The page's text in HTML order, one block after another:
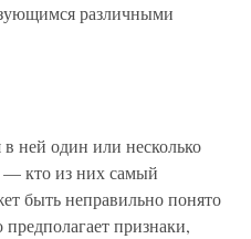
различными
в ней один или несколько
— кто из них самый
быть неправильно понято
признаки,